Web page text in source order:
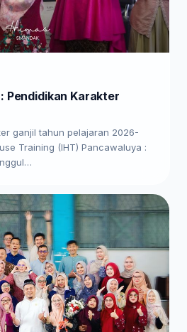
Pendidikan Karakter
ganjil tahun pelajaran 2026-
Training (IHT) Pancawaluya :